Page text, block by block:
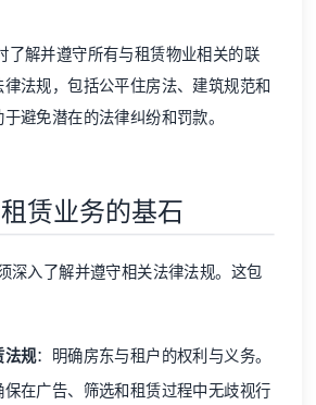
了解并遵守所有与租赁物业相关的联
法规，包括公平住房法、建筑规范和
避免潜在的法律纠纷和罚款。
赁业务的基石
深入了解并遵守相关法律法规。这包
法规：明确房东与租户的权利与义务。
保在广告、筛选和租赁过程中无歧视行